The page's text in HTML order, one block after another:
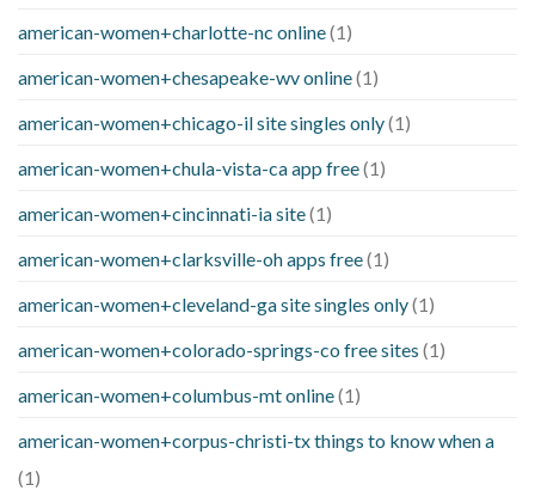
american-women+charlotte-nc online(1)
american-women+chesapeake-wv online(1)
american-women+chicago-il site singles only(1)
american-women+chula-vista-ca app free(1)
american-women+cincinnati-ia site(1)
american-women+clarksville-oh apps free(1)
american-women+cleveland-ga site singles only(1)
american-women+colorado-springs-co free sites (1)
american-women+columbus-mt online(1)
american-women+corpus-christi-tx things to know when a
(1)